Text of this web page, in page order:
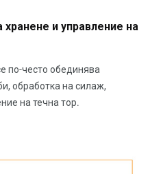
хранене и управление на
по-често обединява
обработка на силаж,
на течна тор.